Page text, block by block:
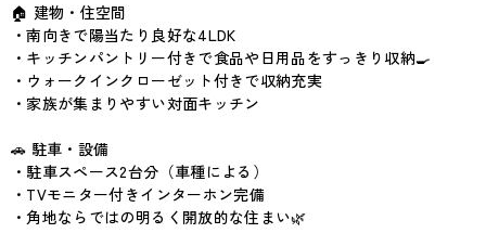
🏠 建物・住空間
・南向きで陽当たり良好な4LDK
・キッチンパントリー付きで食品や日用品をすっきり収納🍳
・ウォークインクローゼット付きで収納充実
・家族が集まりやすい対面キッチン
🚗 駐車・設備
・駐車スペース2台分（車種による）
・TVモニター付きインターホン完備
・角地ならではの明るく開放的な住まい🌿